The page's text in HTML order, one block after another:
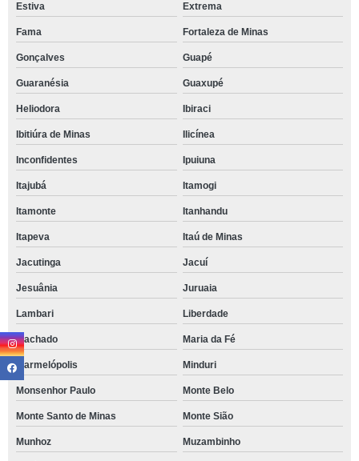
Estiva Extrema
Fama Fortaleza de Minas
Gonçalves Guapé
Guaranésia Guaxupé
Heliodora Ibiraci
Ibitiúra de Minas Ilicínea
Inconfidentes Ipuiuna
Itajubá Itamogi
Itamonte Itanhandu
Itapeva Itaú de Minas
Jacutinga Jacuí
Jesuânia Juruaia
Lambari Liberdade
Machado Maria da Fé
Marmelópolis Minduri
Monsenhor Paulo Monte Belo
Monte Santo de Minas Monte Sião
Munhoz Muzambinho